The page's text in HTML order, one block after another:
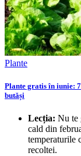
Plante
Plante gratis în iunie:
butăși
Lecția: Nu te
cald din
temperaturile
recoltei.